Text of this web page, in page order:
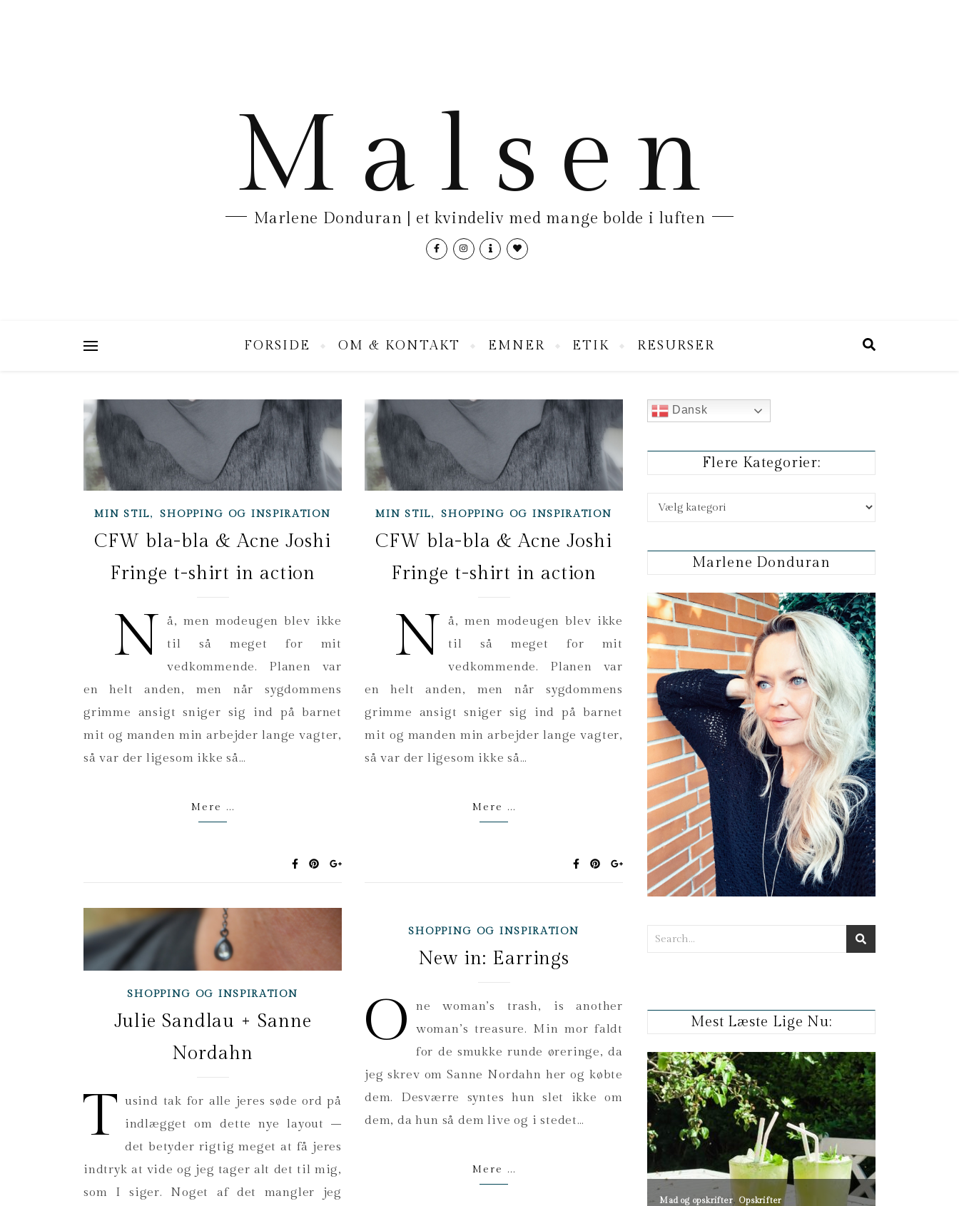
Malsen
Marlene Donduran | et kvindeliv med mange bolde i luften
FORSIDE OM & KONTAKT EMNER ETIK RESURSER
MIN STIL,SHOPPING OG INSPIRATION
CFW bla-bla & Acne Joshi
Fringe t-shirt in action
N
å, men modeugen blev ikke
til så meget for mit
vedkommende. Planen var
en helt anden, men når sygdommens
grimme ansigt sniger sig ind på barnet
mit og manden min arbejder lange vagter,
så var der ligesom ikke så…
Mere ...
MIN STIL,SHOPPING OG INSPIRATION
CFW bla-bla & Acne Joshi
Fringe t-shirt in action
N
å, men modeugen blev ikke
til så meget for mit
vedkommende. Planen var
en helt anden, men når sygdommens
grimme ansigt sniger sig ind på barnet
mit og manden min arbejder lange vagter,
så var der ligesom ikke så…
Mere ...
SHOPPING OG INSPIRATION
Julie Sandlau + Sanne
Nordahn
T usind tak for alle jeres søde ord på
indlægget om dette nye layout –
det betyder rigtig meget at få jeres
indtryk at vide og jeg tager alt det til mig,
som I siger. Noget af det mangler jeg
SHOPPING OG INSPIRATION
New in: Earrings
O
ne woman’s trash, is another
woman’s treasure. Min mor faldt
for de smukke runde øreringe, da
jeg skrev om Sanne Nordahn her og købte
dem. Desværre syntes hun slet ikke om
dem, da hun så dem live og i stedet…
Mere ...
Dansk
Flere Kategorier:
Flere kategorier:
Marlene Donduran
Mest Læste Lige Nu: